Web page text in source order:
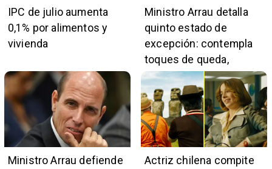
IPC de julio aumenta
0,1% por alimentos y
vivienda
Ministro Arrau detalla
quinto estado de
excepción: contempla
toques de queda,
restricciones y
escuchas telefónicas
en zonas críticas
Ministro Arrau defiende
Actriz chilena compite